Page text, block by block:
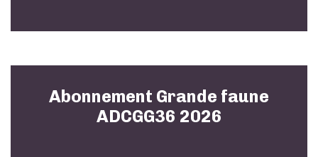
Abonnement Grande faune
ADCGG36 2026